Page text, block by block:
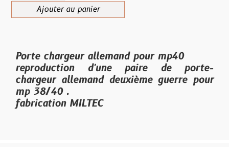
Ajouter au panier
Porte chargeur allemand pour mp40
reproduction d'une paire de porte-
chargeur allemand deuxième guerre pour
mp 38/40 .
fabrication MILTEC